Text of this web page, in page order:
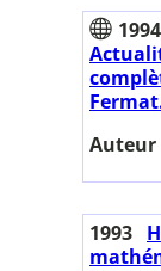
1994
Auteur
1993